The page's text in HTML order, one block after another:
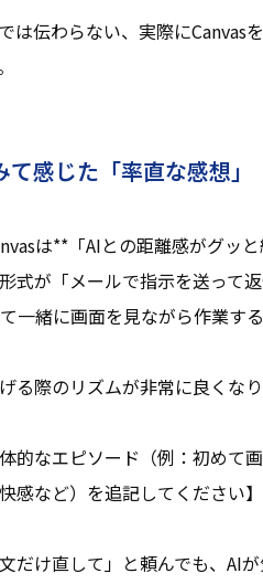
は伝わらない、実際にCanvas
感じた「率直な感想」
は**「AIとの距離感がグッ
式が「メールで指示を送って
一緒に画面を見ながら作業す
る際のリズムが非常に良くな
的なエピソード（例：初めて
感など）を追記してください】
だけ直して」と頼んでも、AI